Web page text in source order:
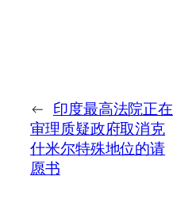
← 印度最高法院正在
审理质疑政府取消克
什米尔特殊地位的请
愿书